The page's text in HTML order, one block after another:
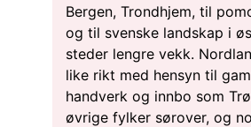
Bergen, Trondhjem, til
og til svenske landskap i
steder lengre vekk.
like rikt med hensyn til
handverk og innbo som
øvrige fylker sørover, og